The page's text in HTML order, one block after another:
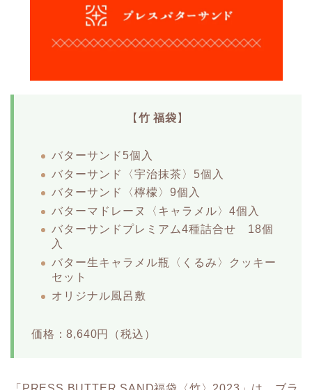
【 竹 福袋 】
バターサンド5個入
バターサンド〈宇治抹茶〉5個入
バターサンド〈檸檬〉9個入
バターマドレーヌ〈キャラメル〉4個入
バターサンドプレミアム4種詰合せ 18個
入
バター生キャラメル瓶〈くるみ〉クッキー
セット
オリジナル風呂敷
価格：8,640円（税込）